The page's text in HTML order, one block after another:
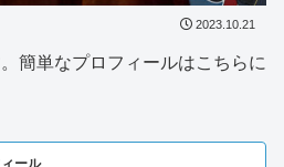
2023.10.21
簡単なプロフィールはこちらに